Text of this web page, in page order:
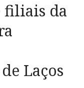
filiais da
Laços